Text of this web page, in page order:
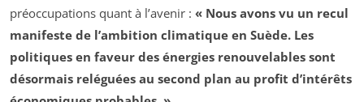
préoccupations quant à l’avenir : « Nous avons vu un recul
manifeste de l’ambition climatique en Suède. Les
politiques en faveur des énergies renouvelables sont
désormais reléguées au second plan au profit d’intérêts